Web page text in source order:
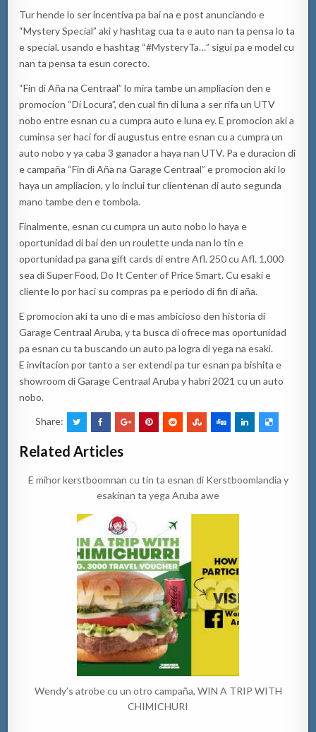
Tur hende lo ser incentiva pa bai na e post anunciando e
“Mystery Special” aki y hashtag cua ta e auto nan ta pensa lo ta
e special, usando e hashtag “#MysteryTa…” sigui pa e model cu
nan ta pensa ta esun corecto.
“Fin di Aña na Centraal” lo mira tambe un ampliacion den e
promocion “Di Locura”, den cual fin di luna a ser rifa un UTV
nobo entre esnan cu a cumpra auto e luna ey. E promocion aki a
cuminsa ser haci for di augustus entre esnan cu a cumpra un
auto nobo y ya caba 3 ganador a haya nan UTV. Pa e duracion di
e campaña “Fin di Aña na Garage Centraal” e promocion aki lo
haya un ampliacion, y lo inclui tur clientenan di auto segunda
mano tambe den e tombola.
Finalmente, esnan cu cumpra un auto nobo lo haya e
oportunidad di bai den un roulette unda nan lo tin e
oportunidad pa gana gift cards di entre Afl. 250 cu Afl. 1,000
sea di Super Food, Do It Center of Price Smart. Cu esaki e
cliente lo por haci su compras pa e periodo di fin di aña.
E promocion aki ta uno di e mas ambicioso den historia di
Garage Centraal Aruba, y ta busca di ofrece mas oportunidad
pa esnan cu ta buscando un auto pa logra di yega na esaki.
E invitacion por tanto a ser extendi pa tur esnan pa bishita e
showroom di Garage Centraal Aruba y habri 2021 cu un auto
nobo.
Share:
Related Articles
E mihor kerstboomnan cu tin ta esnan di Kerstboomlandia y
esakinan ta yega Aruba awe
Wendy’s atrobe cu un otro campaña, WIN A TRIP WITH
CHIMICHURI